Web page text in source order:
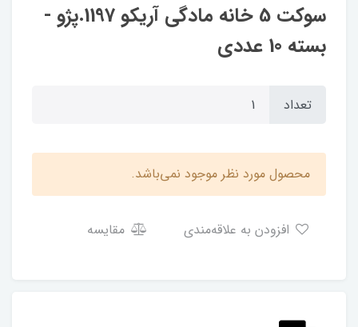
سوکت 5 خانه مادگی آریکو 1197.پژو -
بسته 10 عددی
تعداد
محصول مورد نظر موجود نمی‌باشد.
مقایسه